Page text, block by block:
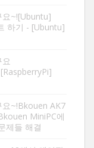
~![Ubuntu]
하기 - [Ubuntu]
[RaspberryPi]
~!Bkouen AK7
MiniPC에
제들 해결